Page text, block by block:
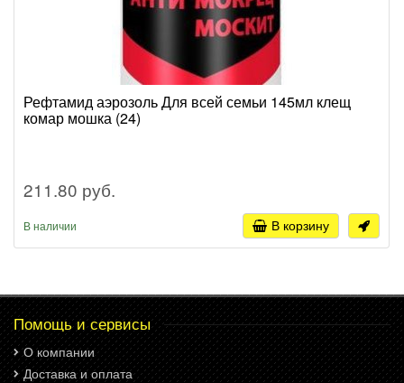
Рефтамид аэрозоль Для всей семьи 145мл клещ
комар мошка (24)
211.80 руб.
В наличии В корзину
Помощь и сервисы
О компании
Доставка и оплата